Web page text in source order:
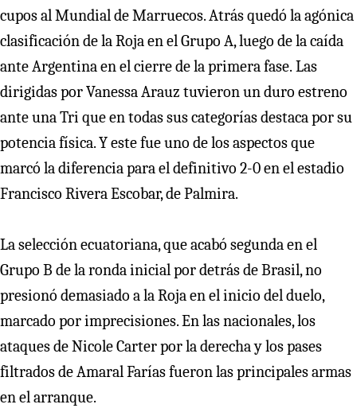
cupos al Mundial de Marruecos. Atrás quedó la agónica
clasificación de la Roja en el Grupo A, luego de la caída
ante Argentina en el cierre de la primera fase. Las
dirigidas por Vanessa Arauz tuvieron un duro estreno
ante una Tri que en todas sus categorías destaca por su
potencia física. Y este fue uno de los aspectos que
marcó la diferencia para el definitivo 2-0 en el estadio
Francisco Rivera Escobar, de Palmira.
La selección ecuatoriana, que acabó segunda en el
Grupo B de la ronda inicial por detrás de Brasil, no
presionó demasiado a la Roja en el inicio del duelo,
marcado por imprecisiones. En las nacionales, los
ataques de Nicole Carter por la derecha y los pases
filtrados de Amaral Farías fueron las principales armas
en el arranque.